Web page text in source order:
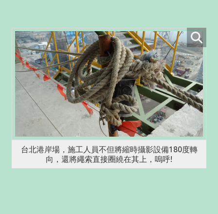
台北港岸場，施工人員不但將縮時攝影設備180度轉
向，還將繩索直接圈繞在其上，嗚呼!